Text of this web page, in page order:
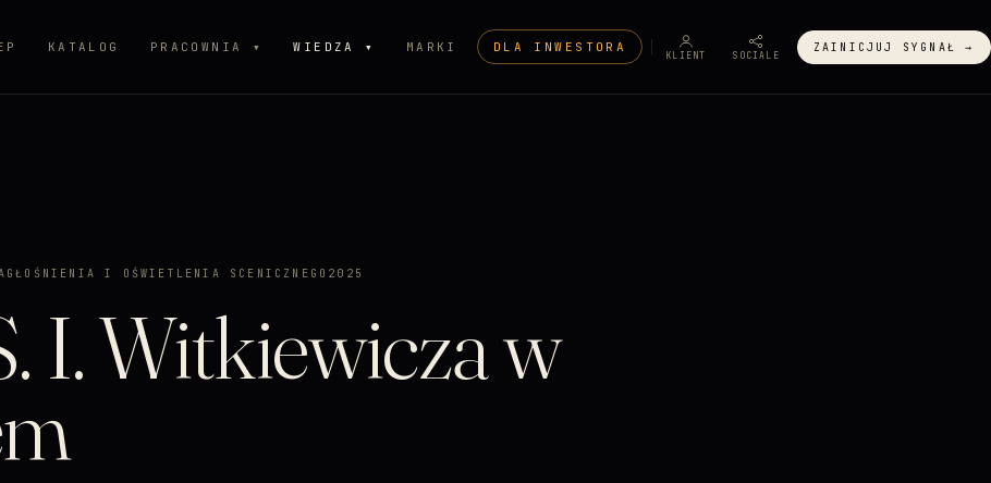
KATALOG PRACOWNIA ▾ WIEDZA ▾ MARKI DLA INWESTORA
KLIENT SOCIALE
ZAINICJUJ SYGNAŁ →
I OŚWIETLENIA SCENICZNEGO 2025
I. Witkiewicza w